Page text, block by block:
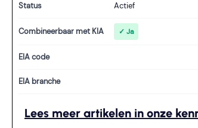
Status Actief
Combineerbaar met KIA ✓ Ja
EIA code
EIA branche
Lees meer artikelen in onze